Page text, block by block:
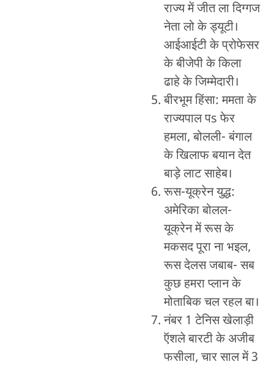
राज्य में जीत ला दिग्गज
नेता लो के ड्यूटी।
आईआईटी के प्रोफेसर
के बीजेपी के किला
ढाहे के जिम्मेदारी।
बीरभूम हिंसा: ममता के
राज्यपाल पs फेर
हमला, बोलली- बंगाल
के खिलाफ बयान देत
बाड़े लाट साहेब।
रूस-यूक्रेन युद्ध:
अमेरिका बोलल-
यूक्रेन में रूस के
मकसद पूरा ना भइल,
रूस देलस जबाब- सब
कुछ हमरा प्लान के
मोताबिक चल रहल बा।
नंबर 1 टेनिस खेलाड़ी
ऍशले बारटी के अजीब
फसीला, चार साल में 3